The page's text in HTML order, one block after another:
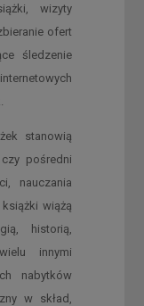
wizyty
ofert
śledzenie
stanowią
pośredni
nauczania
wiążą
historią,
innymi
nabytków
w skład,